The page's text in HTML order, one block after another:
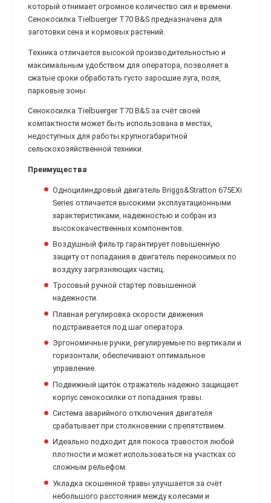
который отнимает огромное количество сил и времени.
Сенокосилка Tielbuerger T70 B&S предназначена для
заготовки сена и кормовых растений.
Техника отличается высокой производительностью и
максимальным удобством для оператора, позволяет в
сжатые сроки обработать густо заросшие луга, поля,
парковые зоны.
Сенокосилка Tielbuerger T70 B&S за счёт своей
компактности может быть использована в местах,
недоступных для работы крупногабаритной
сельскохозяйственной техники.
Преимущества
Одноцилиндровый двигатель Briggs&Stratton 675EXi
Series отличается высокими эксплуатационными
характеристиками, надежностью и собран из
высококачественных компонентов.
Воздушный фильтр гарантирует повышенную
защиту от попадания в двигатель переносимых по
воздуху загрязняющих частиц.
Тросовый ручной стартер повышенной
надежности.
Плавная регулировка скорости движения
подстраивается под шаг оператора.
Эргономичные ручки, регулируемые по вертикали и
горизонтали, обеспечивают оптимальное
управление.
Подвижный щиток отражатель надежно защищает
корпус сенокосилки от попадания травы.
Система аварийного отключения двигателя
срабатывает при столкновении с препятствием.
Идеально подходит для покоса травостоя любой
плотности и может использоваться на участках со
сложным рельефом.
Укладка скошенной травы улучшается за счёт
небольшого расстояния между колесами и